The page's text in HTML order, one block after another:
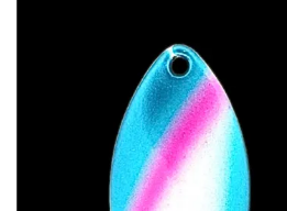
Schnüre sowie
Zubehör für das
Brandungsangeln.